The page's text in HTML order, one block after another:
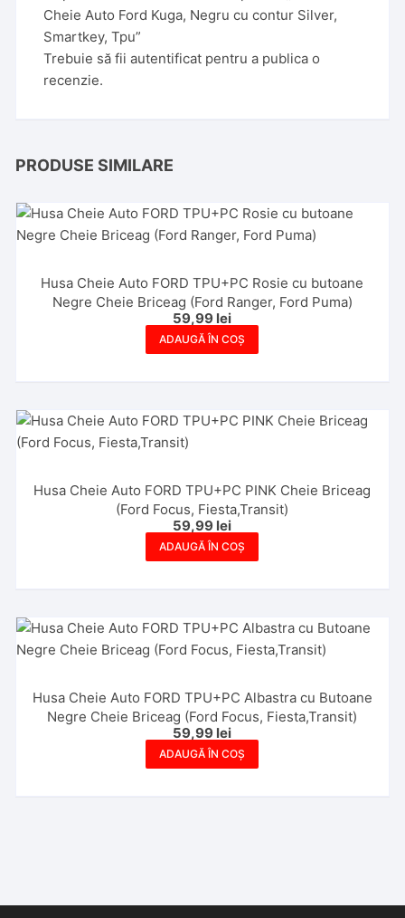
Cheie Auto Ford Kuga, Negru cu contur Silver,
Smartkey, Tpu”
Trebuie să fiiautentificat pentru a publica o
recenzie.
PRODUSE SIMILARE
Husa Cheie Auto FORD TPU+PC Rosie cu butoane
Negre Cheie Briceag (Ford Ranger, Ford Puma)
59,99 lei
ADAUGĂ ÎN COȘ
Husa Cheie Auto FORD TPU+PC PINK Cheie Briceag
(Ford Focus, Fiesta,Transit)
59,99 lei
ADAUGĂ ÎN COȘ
Husa Cheie Auto FORD TPU+PC Albastra cu Butoane
Negre Cheie Briceag (Ford Focus, Fiesta,Transit)
59,99 lei
ADAUGĂ ÎN COȘ